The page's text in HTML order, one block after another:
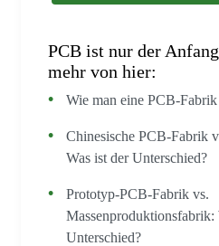
PCB ist nur der
mehr von hier:
Wie man eine PCB-
Chinesische PCB-Fabrik
Was ist der Unterschied?
Prototyp-PCB-Fabrik vs.
Massenproduktionsfabrik:
Unterschied?